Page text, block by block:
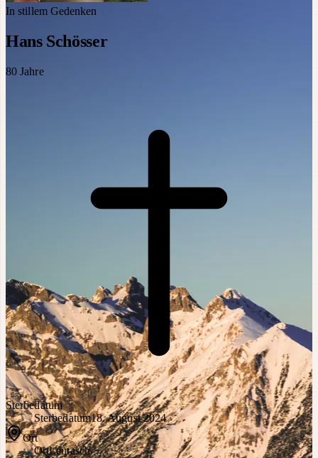
In stillem Gedenken
Hans Schösser
80 Jahre
Sterbedatum
Sterbedatum18. August 2024
Ort
OrtLeutasch